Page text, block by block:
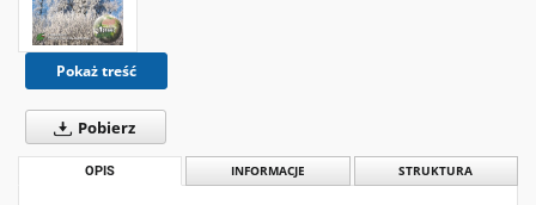
Pokaż treść
Pobierz
OPIS INFORMACJE STRUKTURA